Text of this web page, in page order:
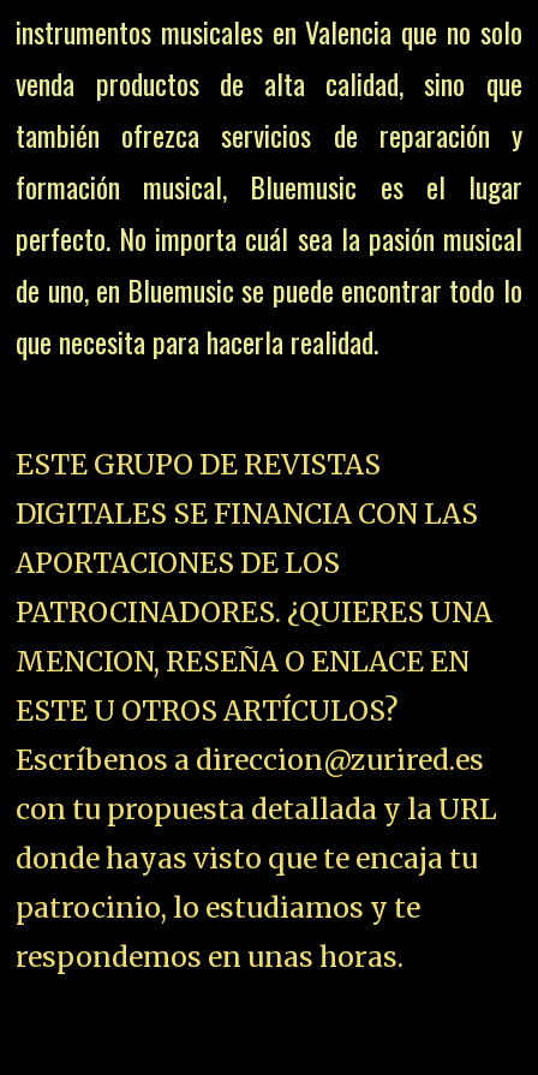
instrumentos musicales en Valencia que no solo
venda productos de alta calidad, sino que
también ofrezca servicios de reparación y
formación musical, Bluemusic es el lugar
perfecto. No importa cuál sea la pasión musical
de uno, en Bluemusic se puede encontrar todo lo
que necesita para hacerla realidad.
ESTE GRUPO DE REVISTAS
DIGITALES SE FINANCIA CON LAS
APORTACIONES DE LOS
PATROCINADORES. ¿QUIERES UNA
MENCION, RESEÑA O ENLACE EN
ESTE U OTROS ARTÍCULOS?
Escríbenos a direccion@zurired.es
con tu propuesta detallada y la URL
donde hayas visto que te encaja tu
patrocinio, lo estudiamos y te
respondemos en unas horas.